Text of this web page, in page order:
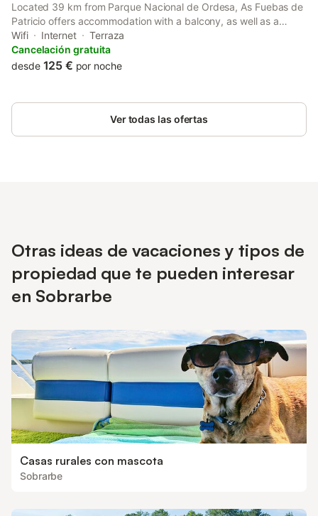
Located 39 km from Parque Nacional de Ordesa, As Fuebas de
Patricio offers accommodation with a balcony, as well as a
garden and a bar. Featuring a concierge service, this property
also provides guests with a picnic area.
Wifi Internet
Terraza
Cancelación gratuita
desde 125 € por noche
Ver todas las ofertas
Otras ideas de vacaciones y tipos de
propiedad que te pueden interesar
en Sobrarbe
Casas rurales con mascota
Sobrarbe